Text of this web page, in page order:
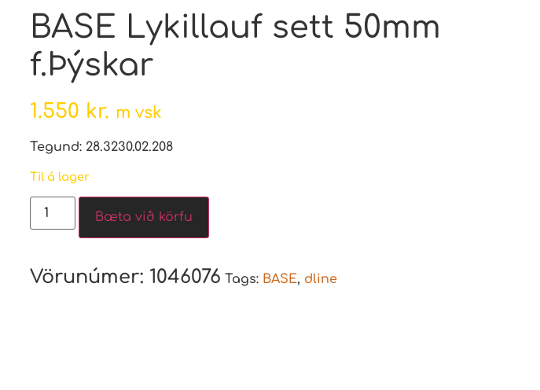
BASE Lykillauf sett 50mm
f.Þýskar
1.550 kr. m vsk
Tegund: 28.3230.02.208
Til á lager
Bæta við körfu
Vörunúmer: 1046076 Tags: BASE, dline